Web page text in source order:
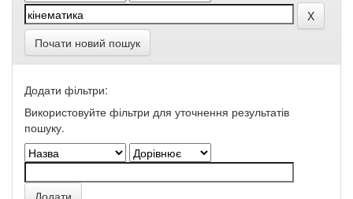
Почати новий пошук
Додати фільтри:
Використовуйте фільтри для уточнення результатів
пошуку.